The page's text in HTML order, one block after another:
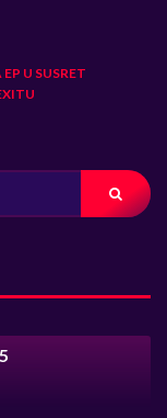
U SUSRET